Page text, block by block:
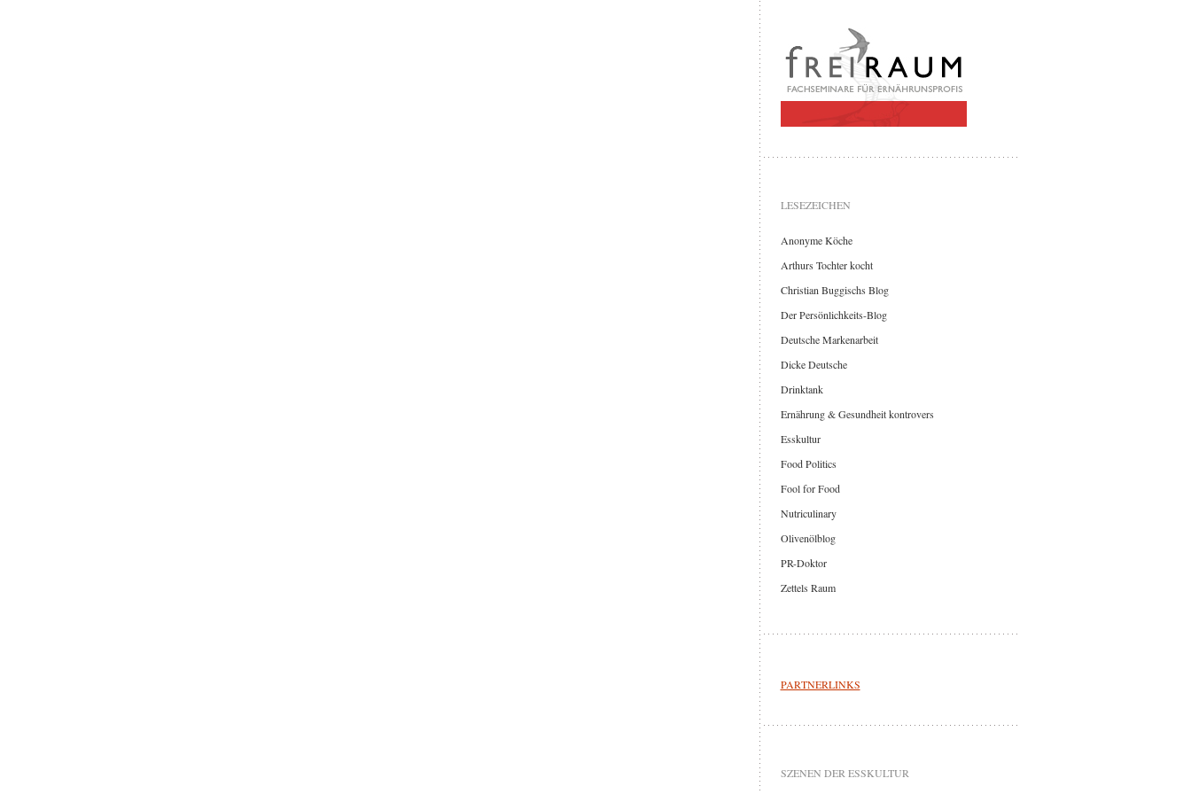
LESEZEICHEN
Anonyme Köche
Arthurs Tochter kocht
Christian Buggischs Blog
Der Persönlichkeits-Blog
Deutsche Markenarbeit
Dicke Deutsche
Drinktank
Ernährung & Gesundheit kontrovers
Esskultur
Food Politics
Fool for Food
Nutriculinary
Olivenölblog
PR-Doktor
Zettels Raum
PARTNERLINKS
SZENEN DER ESSKULTUR